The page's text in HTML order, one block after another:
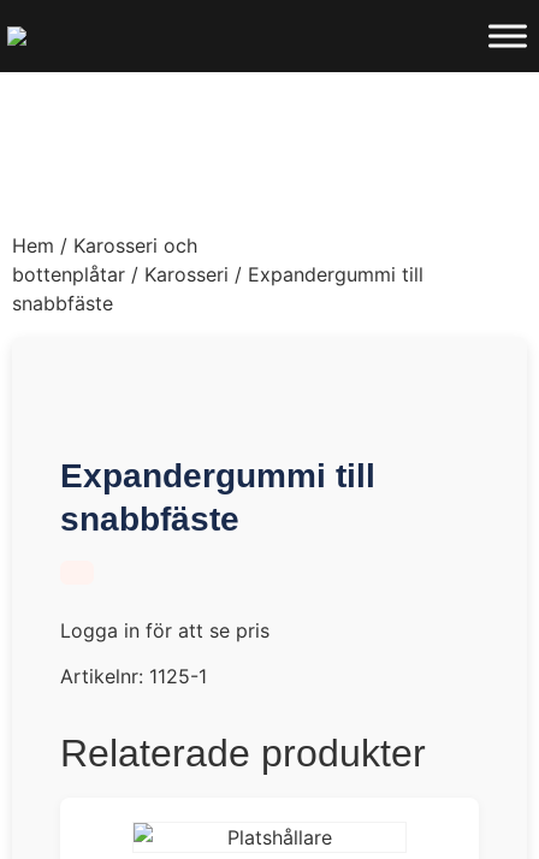
Hem / Karosseri och
bottenplåtar / Karosseri / Expandergummi till
snabbfäste
Expandergummi till
snabbfäste
Logga in för att se pris
Artikelnr: 1125-1
Relaterade produkter